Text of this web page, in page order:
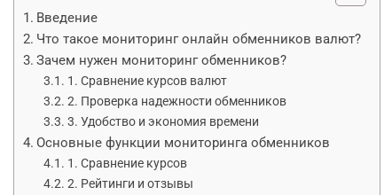
Введение
Что такое мониторинг онлайн обменников валют?
Зачем нужен мониторинг обменников?
1. Сравнение курсов валют
2. Проверка надежности обменников
3. Удобство и экономия времени
Основные функции мониторинга обменников
1. Сравнение курсов
2. Рейтинги и отзывы